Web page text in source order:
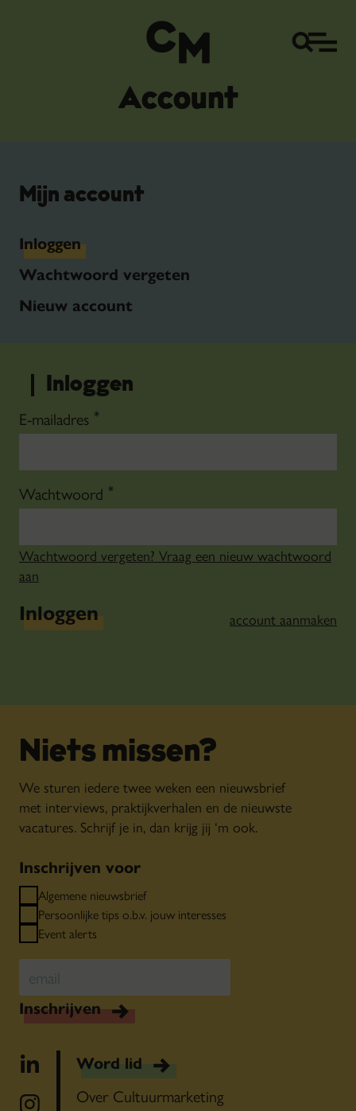
Account
Mijn account
Inloggen
Wachtwoord vergeten
Nieuw account
Inloggen
E-mailadres *
Wachtwoord *
Wachtwoord vergeten? Vraag een nieuw wachtwoord
aan
Inloggen account aanmaken
Niets missen?
We sturen iedere twee weken een nieuwsbrief
met interviews, praktijkverhalen en de nieuwste
vacatures. Schrijf je in, dan krijg jij ‘m ook.
Inschrijven voor
Algemene nieuwsbrief
Persoonlijke tips o.b.v. jouw interesses
Event alerts
Inschrijven
Word lid
Over Cultuurmarketing